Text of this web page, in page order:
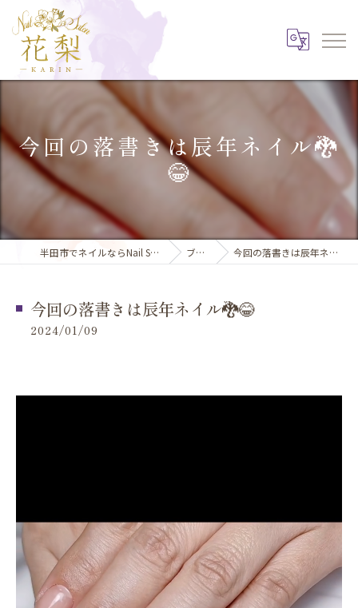
今回の落書きは辰年ネイル🐉
😂
半田市でネイルならNail Salon 花梨 ブログ 今回の落書きは辰年ネイル🐉😂
今回の落書きは辰年ネイル🐉😂
2024/01/09